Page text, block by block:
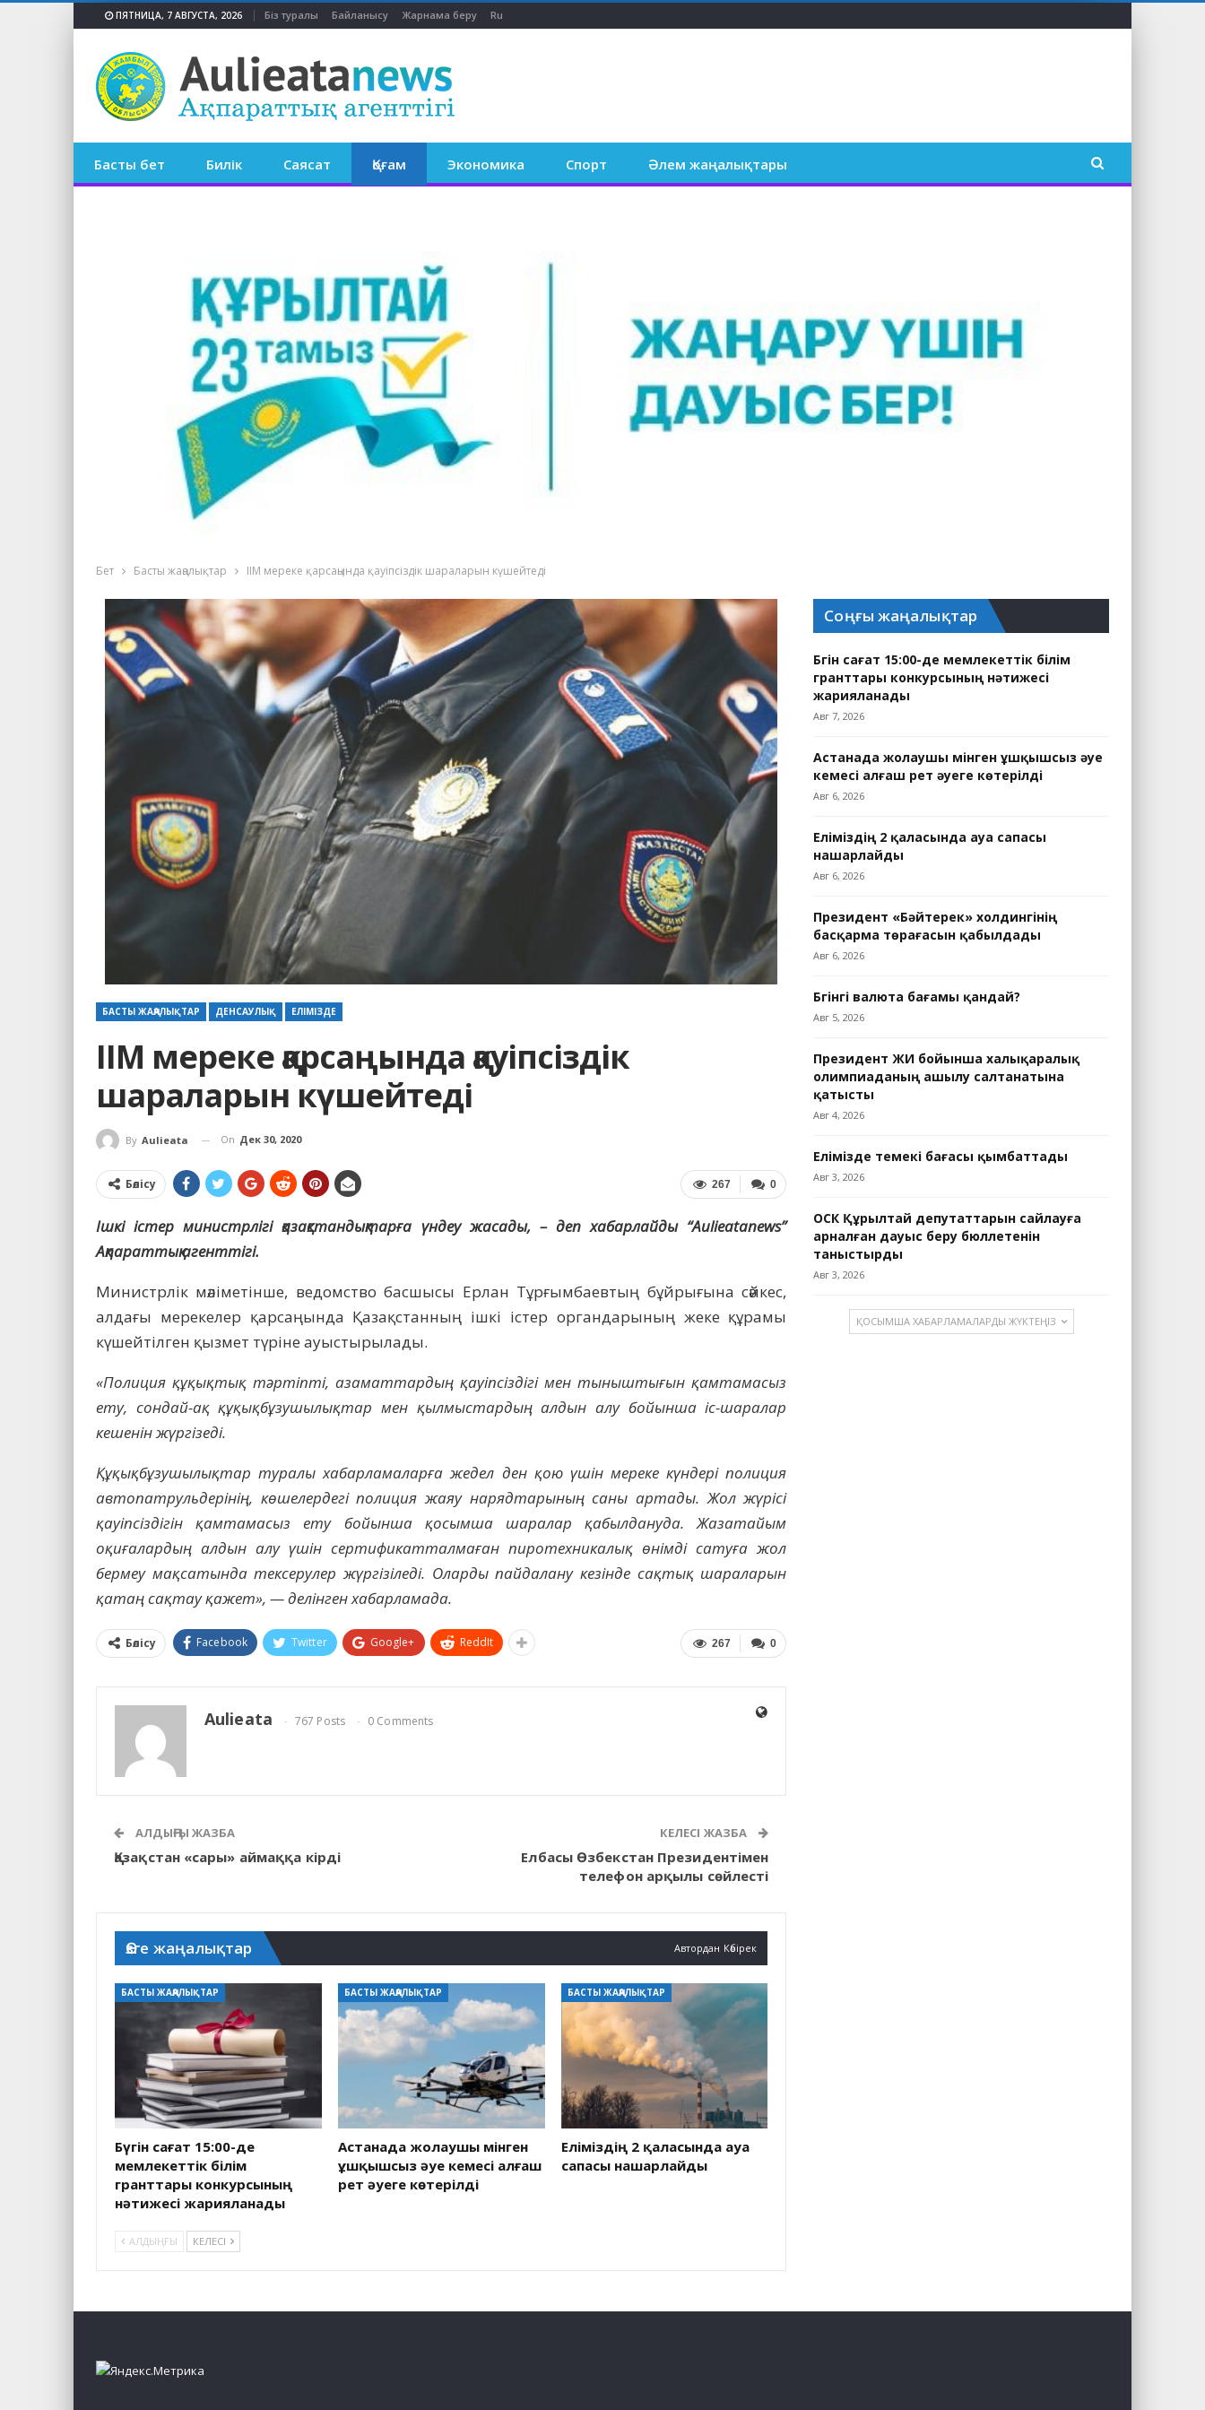
ПЯТНИЦА, 7 АВГУСТА, 2026 Біз туралы Байланысу Жарнама беру Ru
Басты бет Билік Саясат Қоғам Экономика Спорт Әлем жаңалықтары
Бет Басты жаңалықтар ІІМ мереке қарсаңында қауіпсіздік шараларын күшейтеді
БАСТЫ ЖАҢАЛЫҚТАР ДЕНСАУЛЫҚ ЕЛІМІЗДЕ
ІІМ мереке қарсаңында қауіпсіздік
шараларын күшейтеді
By Aulieata On Дек 30, 2020
0
267
Бөлісу
Ішкі істер министрлігі қазақстандықтарға үндеу жасады, – деп хабарлайды “Aulieatanews”
Ақпараттық агенттігі.
Министрлік мәліметінше, ведомство басшысы Ерлан Тұрғымбаевтың бұйрығына сәйкес,
алдағы мерекелер қарсаңында Қазақстанның ішкі істер органдарының жеке құрамы
күшейтілген қызмет түріне ауыстырылады.
«Полиция құқықтық тәртіпті, азаматтардың қауіпсіздігі мен тыныштығын қамтамасыз
ету, сондай-ақ құқықбұзушылықтар мен қылмыстардың алдын алу бойынша іс-шаралар
кешенін жүргізеді.
Құқықбұзушылықтар туралы хабарламаларға жедел ден қою үшін мереке күндері полиция
автопатрульдерінің, көшелердегі полиция жаяу нарядтарының саны артады. Жол жүрісі
қауіпсіздігін қамтамасыз ету бойынша қосымша шаралар қабылдануда. Жазатайым
оқиғалардың алдын алу үшін сертификатталмаған пиротехникалық өнімді сатуға жол
бермеу мақсатында тексерулер жүргізіледі. Оларды пайдалану кезінде сақтық шараларын
қатаң сақтау қажет», — делінген хабарламада.
0
267
Бөлісу Facebook Twitter Google+ ReddIt
Aulieata 767 Posts 0 Comments
АЛДЫҢҒЫ ЖАЗБА
Қазақстан «сары» аймаққа кірді
КЕЛЕСІ ЖАЗБА
Елбасы Өзбекстан Президентімен
телефон арқылы сөйлесті
Өзге жаңалықтар Автордан Көбірек
БАСТЫ ЖАҢАЛЫҚТАР
Бүгін сағат 15:00-де
мемлекеттік білім
гранттары конкурсының
нәтижесі жарияланады
БАСТЫ ЖАҢАЛЫҚТАР
Астанада жолаушы мінген
ұшқышсыз әуе кемесі алғаш
рет әуеге көтерілді
БАСТЫ ЖАҢАЛЫҚТАР
Еліміздің 2 қаласында ауа
сапасы нашарлайды
АЛДЫҢҒЫ КЕЛЕСІ
Соңғы жаңалықтар
Бүгін сағат 15:00-де мемлекеттік білім
гранттары конкурсының нәтижесі
жарияланады
Авг 7, 2026
Астанада жолаушы мінген ұшқышсыз әуе
кемесі алғаш рет әуеге көтерілді
Авг 6, 2026
Еліміздің 2 қаласында ауа сапасы
нашарлайды
Авг 6, 2026
Президент «Бәйтерек» холдингінің
басқарма төрағасын қабылдады
Авг 6, 2026
Бүгінгі валюта бағамы қандай?
Авг 5, 2026
Президент ЖИ бойынша халықаралық
олимпиаданың ашылу салтанатына
қатысты
Авг 4, 2026
Елімізде темекі бағасы қымбаттады
Авг 3, 2026
ОСК Құрылтай депутаттарын сайлауға
арналған дауыс беру бюллетенін
таныстырды
Авг 3, 2026
ҚОСЫМША ХАБАРЛАМАЛАРДЫ ЖҮКТЕҢІЗ